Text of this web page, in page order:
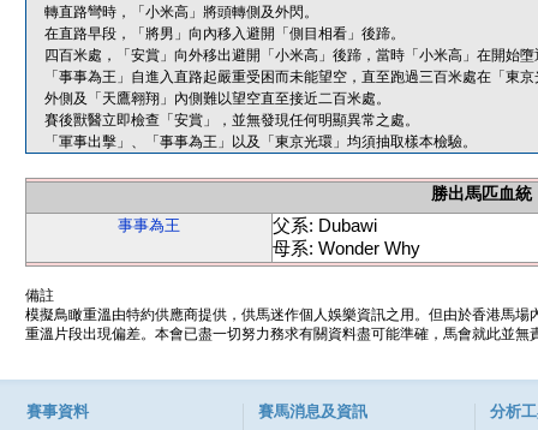
轉直路彎時，「小米高」將頭轉側及外閃。
在直路早段，「將男」向內移入避開「側目相看」後蹄。
四百米處，「安賞」向外移出避開「小米高」後蹄，當時「小米高」在開始
「事事為王」自進入直路起嚴重受困而未能望空，直至跑過三百米處在「東
外側及「天鷹翱翔」內側難以望空直至接近二百米處。
賽後獸醫立即檢查「安賞」，並無發現任何明顯異常之處。
「軍事出擊」、「事事為王」以及「東京光環」均須抽取樣本檢驗。
勝出馬匹血統
事事為王
父系: Dubawi
母系: Wonder Why
備註
模擬鳥瞰重溫由特約供應商提供，供馬迷作個人娛樂資訊之用。但由於香港馬
重溫片段出現偏差。本會已盡一切努力務求有關資料盡可能準確，馬會就此並
賽事資料 賽馬消息及資訊 分析